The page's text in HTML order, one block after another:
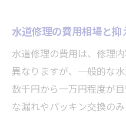
水道修理の費用相場と抑
水道修理の費用は、修理
異なりますが、一般的な
数千円から一万円程度が
な漏れやパッキン交換の